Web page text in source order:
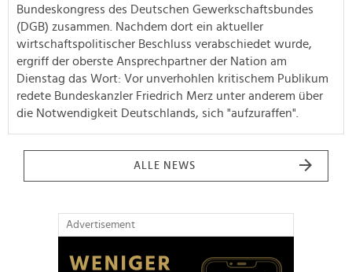
Bundeskongress des Deutschen Gewerkschaftsbundes
(DGB) zusammen. Nachdem dort ein aktueller
wirtschaftspolitischer Beschluss verabschiedet wurde,
ergriff der oberste Ansprechpartner der Nation am
Dienstag das Wort: Vor unverhohlen kritischem Publikum
redete Bundeskanzler Friedrich Merz unter anderem über
die Notwendigkeit Deutschlands, sich "aufzuraffen".
ALLE NEWS
Advertisement